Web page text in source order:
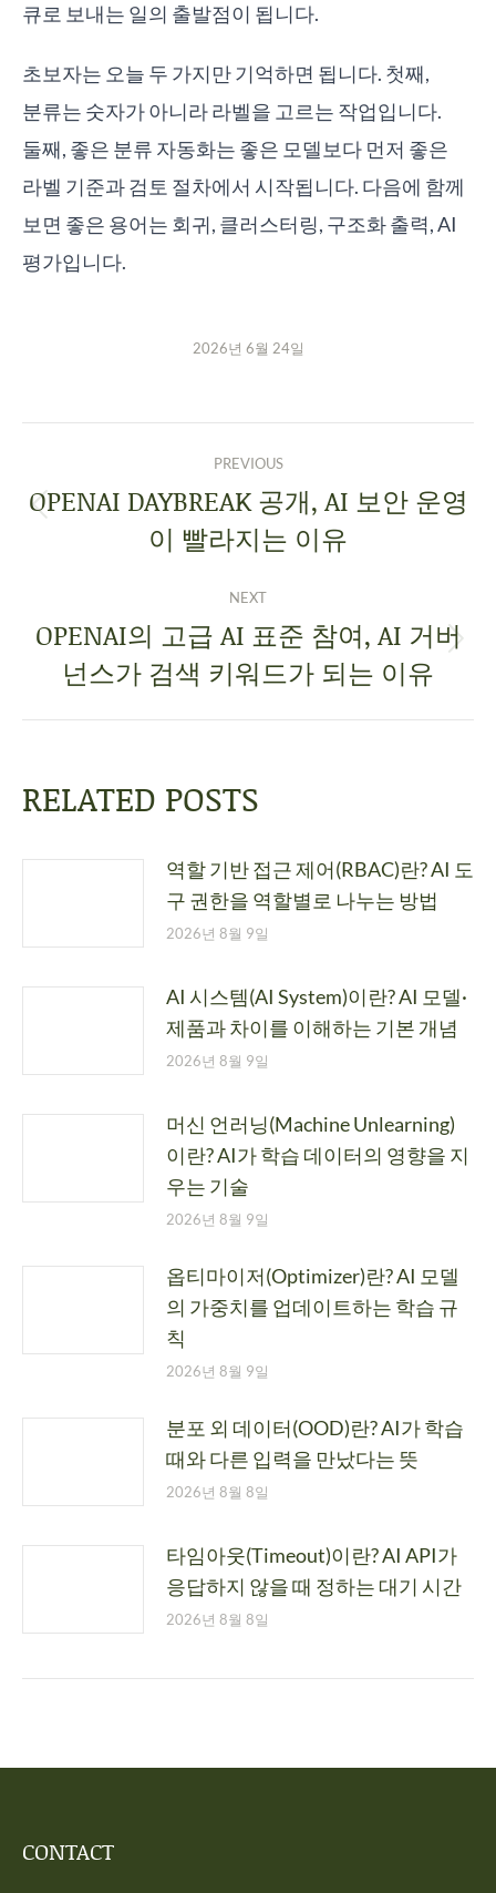
큐로 보내는 일의 출발점이 됩니다.
초보자는 오늘 두 가지만 기억하면 됩니다. 첫째,
분류는 숫자가 아니라 라벨을 고르는 작업입니다.
둘째, 좋은 분류 자동화는 좋은 모델보다 먼저 좋은
라벨 기준과 검토 절차에서 시작됩니다. 다음에 함께
보면 좋은 용어는 회귀, 클러스터링, 구조화 출력, AI
평가입니다.
2026년 6월 24일
PREVIOUS
OPENAI DAYBREAK 공개, AI 보안 운영
이 빨라지는 이유
NEXT
OPENAI의 고급 AI 표준 참여, AI 거버
넌스가 검색 키워드가 되는 이유
RELATED POSTS
역할 기반 접근 제어(RBAC)란? AI 도
구 권한을 역할별로 나누는 방법
2026년 8월 9일
AI 시스템(AI System)이란? AI 모델·
제품과 차이를 이해하는 기본 개념
2026년 8월 9일
머신 언러닝(Machine Unlearning)
이란? AI가 학습 데이터의 영향을 지
우는 기술
2026년 8월 9일
옵티마이저(Optimizer)란? AI 모델
의 가중치를 업데이트하는 학습 규
칙
2026년 8월 9일
분포 외 데이터(OOD)란? AI가 학습
때와 다른 입력을 만났다는 뜻
2026년 8월 8일
타임아웃(Timeout)이란? AI API가
응답하지 않을 때 정하는 대기 시간
2026년 8월 8일
CONTACT